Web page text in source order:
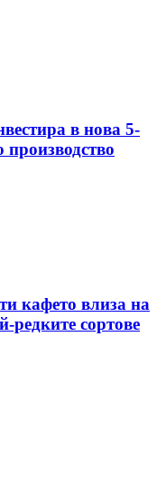
в нова 5-
кафето влиза на
редките сортове